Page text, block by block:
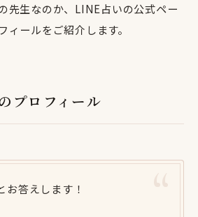
先生なのか、LINE占いの公式ペー
ィールをご紹介します。
プロフィール
お答えします！